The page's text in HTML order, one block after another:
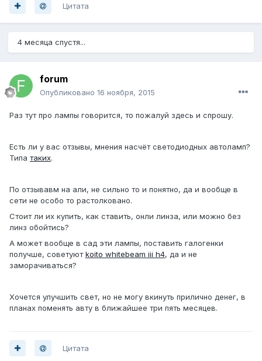
Цитата
4 месяца спустя...
forum
Опубликовано 16 ноября, 2015
Раз тут про лампы говорится, то пожалуй здесь и спрошу.
Есть ли у вас отзывы, мнения насчёт светодиодных автоламп?
Типа таких.
По отзывавм на али, не сильно то и понятно, да и вообще в
сети не особо то растолковано.
Стоит ли их купить, как ставить, онли линза, или можно без
линз обойтись?
А может вообще в сад эти лампы, поставить галогенки
получше, советуютkoito whitebeam iii h4, да и не
заморачиваться?
Хочется улучшить свет, но не могу вкинуть прилично денег, в
планах поменять авту в ближайшее три пять месяцев.
Цитата